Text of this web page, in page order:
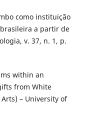
como instituição
a partir de
v. 37, n. 1, p.
within an
from White
– University of